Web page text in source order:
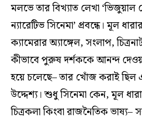
মলভে তার বিখ্যাত লেখা ‘ভিজুয়াল
ন্যারেটিভ সিনেমা’ প্রবন্ধে। মূল
ক্যামেরার অ্যাঙ্গেল, সংলাপ,
কীভাবে পুরুষ দর্শককে আনন্দ
হয়ে চলেছে– তার খোঁজ করাই ছিল
উদ্দেশ্য। শুধু সিনেমা কেন, মূল
চিত্রকলা কিংবা রাজনৈতিক ভাষ্য–